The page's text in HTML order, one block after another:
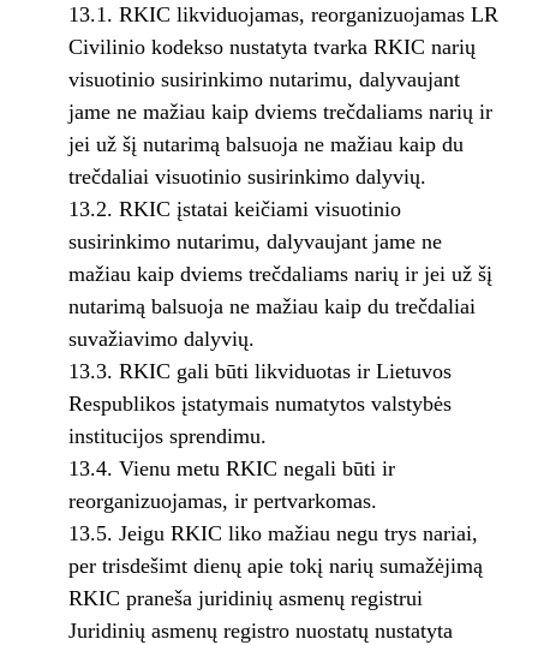
13.1. RKIC likviduojamas, reorganizuojamas LR
Civilinio kodekso nustatyta tvarka RKIC narių
visuotinio susirinkimo nutarimu, dalyvaujant
jame ne mažiau kaip dviems trečdaliams narių ir
jei už šį nutarimą balsuoja ne mažiau kaip du
trečdaliai visuotinio susirinkimo dalyvių.
13.2. RKIC įstatai keičiami visuotinio
susirinkimo nutarimu, dalyvaujant jame ne
mažiau kaip dviems trečdaliams narių ir jei už šį
nutarimą balsuoja ne mažiau kaip du trečdaliai
suvažiavimo dalyvių.
13.3. RKIC gali būti likviduotas ir Lietuvos
Respublikos įstatymais numatytos valstybės
institucijos sprendimu.
13.4. Vienu metu RKIC negali būti ir
reorganizuojamas, ir pertvarkomas.
13.5. Jeigu RKIC liko mažiau negu trys nariai,
per trisdešimt dienų apie tokį narių sumažėjimą
RKIC praneša juridinių asmenų registrui
Juridinių asmenų registro nuostatų nustatyta